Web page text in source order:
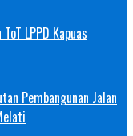
LPPD Kapuas
Pembangunan Jalan